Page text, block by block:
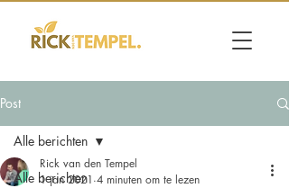
Post
Alle berichten
Alle berichten
Rick van den Tempel
1 jan 2021 4 minuten om te lezen